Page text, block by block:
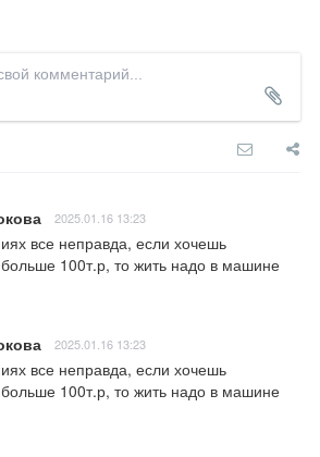
2025.01.16 13:23
все неправда, если хочешь
больше 100т.р, то жить надо в машине
2025.01.16 13:23
все неправда, если хочешь
больше 100т.р, то жить надо в машине